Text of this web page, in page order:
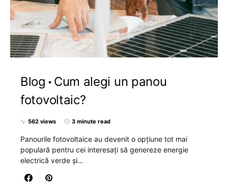
Blog
Cum alegi un panou
fotovoltaic?
562 views 3 minute read
Panourile fotovoltaice au devenit o opțiune tot mai
populară pentru cei interesați să genereze energie
electrică verde și…